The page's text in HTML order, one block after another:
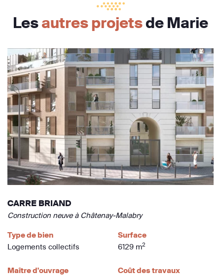
Lesautres projetsde Marie
CARRE BRIAND
Construction neuve à Châtenay-Malabry
Type de bien
Logements collectifs
Surface
6129 m2
Maître d'ouvrage
Coût des travaux